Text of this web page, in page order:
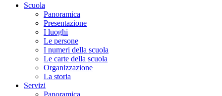
Scuola
Panoramica
Presentazione
I luoghi
Le persone
I numeri della scuola
Le carte della scuola
Organizzazione
La storia
Servizi
Panoramica